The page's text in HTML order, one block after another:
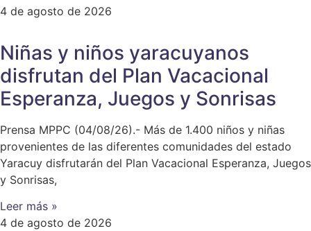
4 de agosto de 2026
Niñas y niños yaracuyanos
disfrutan del Plan Vacacional
Esperanza, Juegos y Sonrisas
Prensa MPPC (04/08/26).- Más de 1.400 niños y niñas
provenientes de las diferentes comunidades del estado
Yaracuy disfrutarán del Plan Vacacional Esperanza, Juegos
y Sonrisas,
Leer más »
4 de agosto de 2026